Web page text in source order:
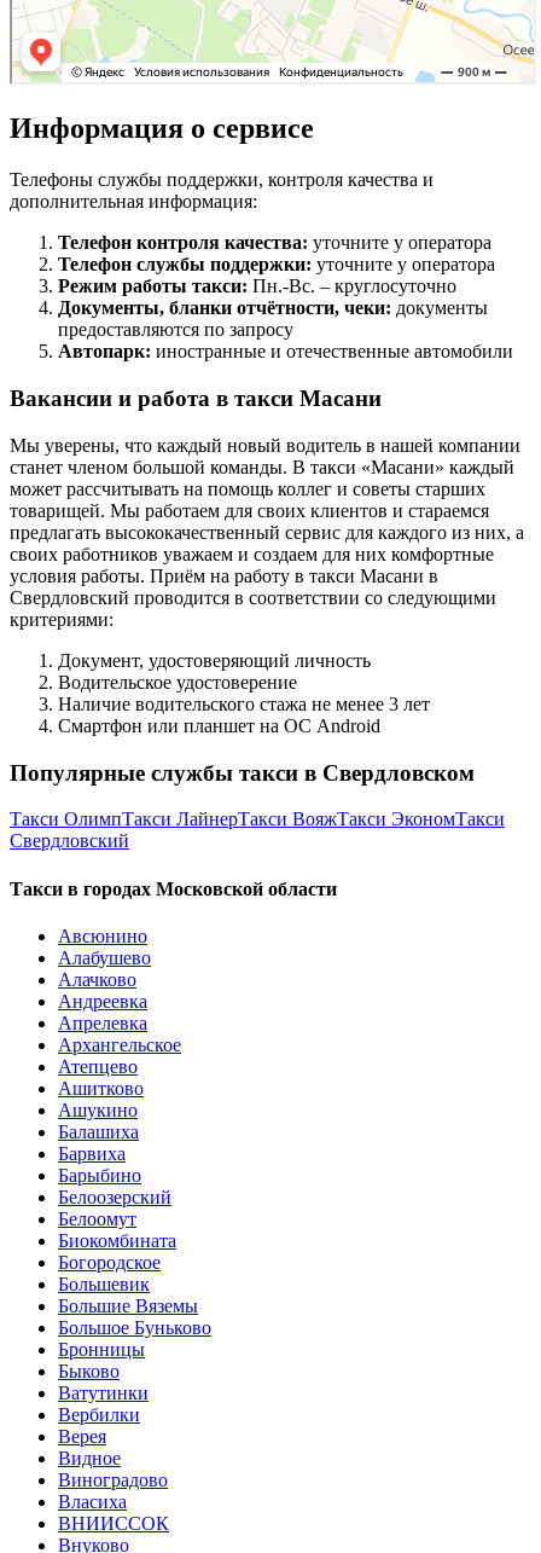
Информация о сервисе
Телефоны службы поддержки, контроля качества и
дополнительная информация:
Телефон контроля качества: уточните у оператора
Телефон службы поддержки: уточните у оператора
Режим работы такси: Пн.-Вс. – круглосуточно
Документы, бланки отчётности, чеки: документы
предоставляются по запросу
Автопарк: иностранные и отечественные автомобили
Вакансии и работа в такси Масани
Мы уверены, что каждый новый водитель в нашей компании
станет членом большой команды. В такси «Масани» каждый
может рассчитывать на помощь коллег и советы старших
товарищей. Мы работаем для своих клиентов и стараемся
предлагать высококачественный сервис для каждого из них, а
своих работников уважаем и создаем для них комфортные
условия работы. Приём на работу в такси Масани в
Свердловский проводится в соответствии со следующими
критериями:
Документ, удостоверяющий личность
Водительское удостоверение
Наличие водительского стажа не менее 3 лет
Смартфон или планшет на ОС Android
Популярные службы такси в Свердловском
Такси ОлимпТакси ЛайнерТакси ВояжТакси ЭкономТакси
Свердловский
Такси в городах Московской области
Авсюнино
Алабушево
Алачково
Андреевка
Апрелевка
Архангельское
Атепцево
Ашитково
Ашукино
Балашиха
Барвиха
Барыбино
Белоозерский
Белоомут
Биокомбината
Богородское
Большевик
Большие Вяземы
Большое Буньково
Бронницы
Быково
Ватутинки
Вербилки
Верея
Видное
Виноградово
Власиха
ВНИИССОК
Внуково